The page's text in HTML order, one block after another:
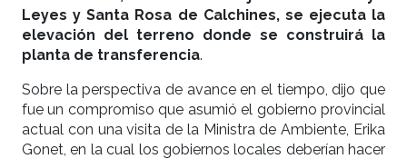
Leyes y Santa Rosa de Calchines, se ejecuta la
elevación del terreno donde se construirá la
planta de transferencia.
Sobre la perspectiva de avance en el tiempo, dijo que
fue un compromiso que asumió el gobierno provincial
actual con una visita de la Ministra de Ambiente, Erika
Gonet, en la cual los gobiernos locales deberían hacer